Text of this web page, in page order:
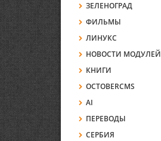
ЗЕЛЕНОГРАД
ФИЛЬМЫ
ЛИНУКС
НОВОСТИ МОДУЛЕЙ
КНИГИ
OCTOBERCMS
AI
ПЕРЕВОДЫ
СЕРБИЯ